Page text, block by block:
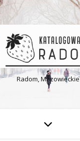
Radom, Mazowieckie